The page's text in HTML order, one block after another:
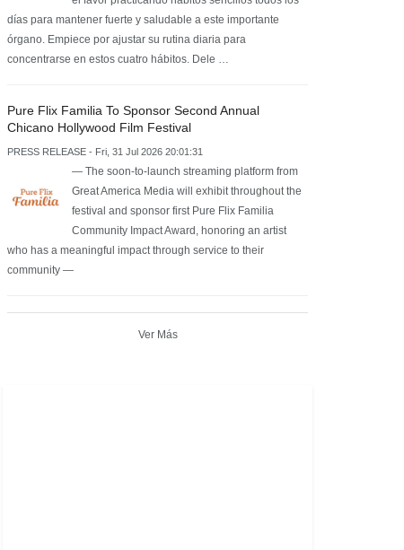
días para mantener fuerte y saludable a este importante
órgano. Empiece por ajustar su rutina diaria para
concentrarse en estos cuatro hábitos. Dele …
Pure Flix Familia To Sponsor Second Annual
Chicano Hollywood Film Festival
PRESS RELEASE - Fri, 31 Jul 2026 20:01:31
— The soon-to-launch streaming platform from
Great America Media will exhibit throughout the
festival and sponsor first Pure Flix Familia
Community Impact Award, honoring an artist
who has a meaningful impact through service to their
community —
Ver Más